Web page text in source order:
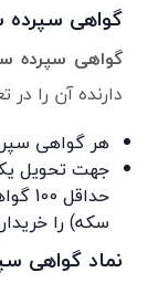
گواهی
گواهی سپرده
دارنده آن را
هر گواهی سپرده
جهت تحویل یک
سکه) را
نماد گواهی